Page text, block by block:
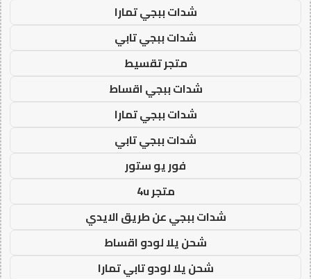
شدات ببجي تمارا
شدات ببجي تابي
متجر تقسيط
شدات ببجي اقساط
شدات ببجي تمارا
شدات ببجي تابي
فور يو ستور
متجر 4u
شدات ببجي عن طريق الايدي
شحن يلا لودو اقساط
شحن يلا لودو تابي تمارا